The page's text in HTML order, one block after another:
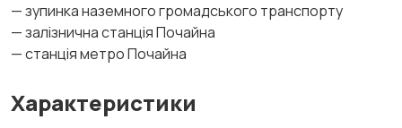
— зупинка наземного громадського транспорту
— залізнична станція Почайна
— станція метро Почайна
Характеристики